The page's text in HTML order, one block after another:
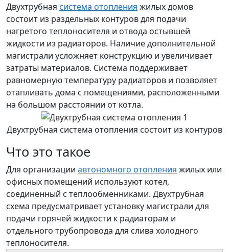
Двухтрубная система отопления жилых домов
состоит из раздельных контуров для подачи
нагретого теплоносителя и отвода остывшей
жидкости из радиаторов. Наличие дополнительной
магистрали усложняет конструкцию и увеличивает
затраты материалов. Система поддерживает
равномерную температуру радиаторов и позволяет
отапливать дома с помещениями, расположенными
на большом расстоянии от котла.
Двухтрубная система отопления состоит из контуров
Что это такое
Для организации автономного отопления жилых или
офисных помещений используют котел,
соединенный с теплообменниками. Двухтрубная
схема предусматривает установку магистрали для
подачи горячей жидкости к радиаторам и
отдельного трубопровода для слива холодного
теплоносителя.